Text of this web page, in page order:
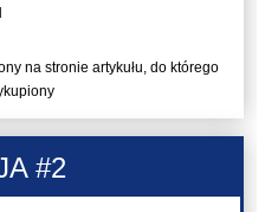
na stronie artykułu, do którego
#2